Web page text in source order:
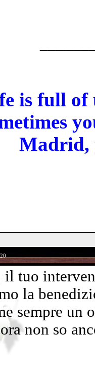
is full of
Madrid,
tuo
la
sempre un
non so